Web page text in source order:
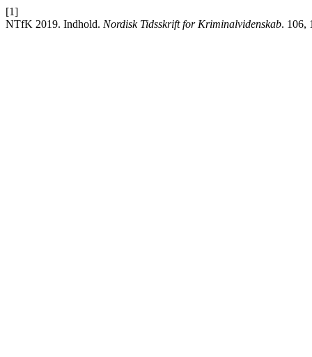
[1]
NTfK 2019. Indhold. Nordisk Tidsskrift for Kriminalvidenskab. 106,